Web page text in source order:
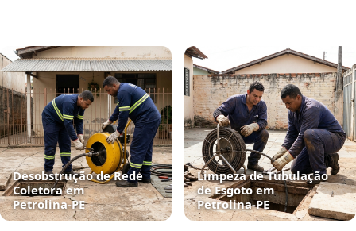
Desobstrução de Rede
Coletora em
Petrolina‑PE
Limpeza de Tubulação
de Esgoto em
Petrolina‑PE